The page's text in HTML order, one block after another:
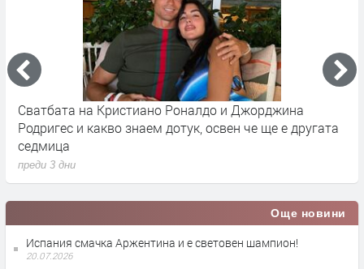
Сватбата на Кристиано Роналдо и Джорджина
Родригес и какво знаем дотук, освен че ще е другата
седмица
преди 3 дни
Още новини
Испания смачка Аржентина и е световен шампион!
20.07.2026